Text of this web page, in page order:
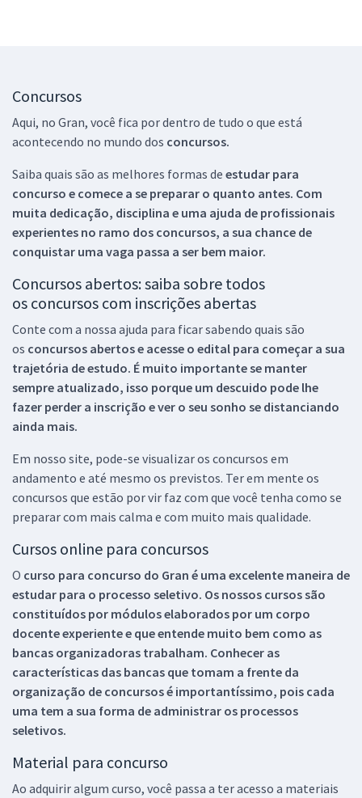
Concursos
Aqui, no Gran, você fica por dentro de tudo o que está
acontecendo no mundo dos concursos.
Saiba quais são as melhores formas de estudar para
concurso e comece a se preparar o quanto antes. Com
muita dedicação, disciplina e uma ajuda de profissionais
experientes no ramo dos concursos, a sua chance de
conquistar uma vaga passa a ser bem maior.
Concursos abertos: saiba sobre todos
os concursos com inscrições abertas
Conte com a nossa ajuda para ficar sabendo quais são
os concursos abertos e acesse o edital para começar a sua
trajetória de estudo. É muito importante se manter
sempre atualizado, isso porque um descuido pode lhe
fazer perder a inscrição e ver o seu sonho se distanciando
ainda mais.
Em nosso site, pode-se visualizar os concursos em
andamento e até mesmo os previstos. Ter em mente os
concursos que estão por vir faz com que você tenha como se
preparar com mais calma e com muito mais qualidade.
Cursos online para concursos
O curso para concurso do Gran é uma excelente maneira de
estudar para o processo seletivo. Os nossos cursos são
constituídos por módulos elaborados por um corpo
docente experiente e que entende muito bem como as
bancas organizadoras trabalham. Conhecer as
características das bancas que tomam a frente da
organização de concursos é importantíssimo, pois cada
uma tem a sua forma de administrar os processos
seletivos.
Material para concurso
Ao adquirir algum curso, você passa a ter acesso a materiais